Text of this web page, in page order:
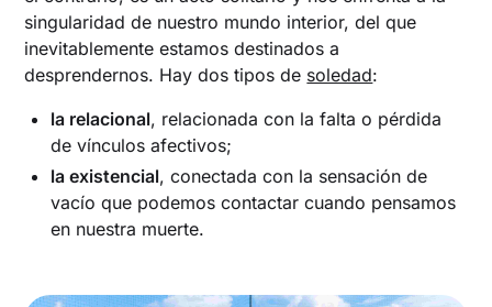
singularidad de nuestro mundo interior, del que
inevitablemente estamos destinados a
desprendernos. Hay dos tipos de soledad:
la relacional, relacionada con la falta o pérdida
de vínculos afectivos;
la existencial, conectada con la sensación de
vacío que podemos contactar cuando pensamos
en nuestra muerte.